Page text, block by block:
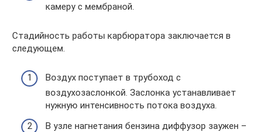
камеру с мембраной.
Стадийность работы карбюратора заключается в
следующем.
Воздух поступает в трубоход с
воздухозаслонкой. Заслонка устанавливает
нужную интенсивность потока воздуха.
В узле нагнетания бензина диффузор заужен –